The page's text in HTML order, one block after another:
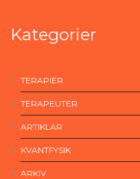
Kategorier
TERAPIER
TERAPEUTER
ARTIKLAR
KVANTFYSIK
ARKIV